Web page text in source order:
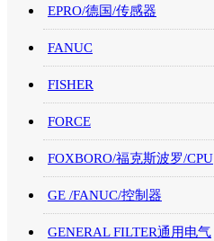
EPRO/德国/传感器
FANUC
FISHER
FORCE
FOXBORO/福克斯波罗/CPU
GE /FANUC/控制器
GENERAL FILTER通用电气